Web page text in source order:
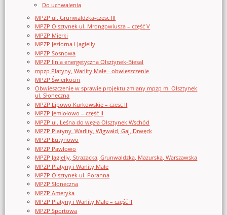
Do uchwalenia
MPZP ul. Grunwaldzka-czesc III
MPZP Olsztynek ul. Mrongowiusza – część V
MPZP Mierki
MPZP Jeziorna i Jagielly
MPZP Sosnowa
MPZP linia energetyczna Olsztynek-Biesal
mpzp Platyny, Warlity Małe - obwieszczenie
MPZP Świerkocin
Obwieszczenie w sprawie projektu zmiany mpzp m. Olsztynek
ul. Słoneczna
MPZP Lipowo Kurkowskie – czesc II
MPZP Jemiołowo – część II
MPZP ul. Leśna do węzła Olsztynek Wschód
MPZP Platyny, Warlity, Wigwałd, Gaj, Drwęck
MPZP Łutynowo
MPZP Pawłowo
MPZP Jagielly, Strazacka, Grunwaldzka, Mazurska, Warszawska
MPZP Platyny i Warlity Małe
MPZP Olsztynek ul. Poranna
MPZP Słoneczna
MPZP Ameryka
MPZP Platyny i Warlity Małe – część II
MPZP Sportowa